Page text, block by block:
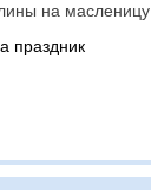
на масленицу
праздник